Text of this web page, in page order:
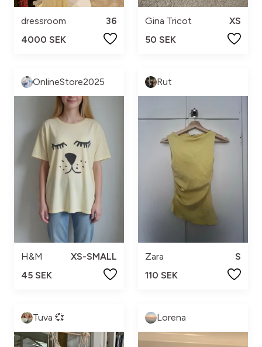
dressroom
36
4000 SEK
Gina Tricot
XS
50 SEK
OnlineStore2025
H&M
XS-SMALL
45 SEK
Rut
Zara
S
110 SEK
Tuva 💞 Lorena